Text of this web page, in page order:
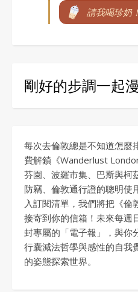
請我喝珍奶！
剛好的步調一起
每次去倫敦總是不知道怎麼
費解鎖《Wanderlust
芬園、波羅市集、巴斯與柯
防竊、倫敦通行證的聰明使
入訂閱清單，我們將把《倫
接寄到你的信箱！未來每週
封專屬的「電子報」，與你
行囊減法哲學與感性的自我
的姿態探索世界。